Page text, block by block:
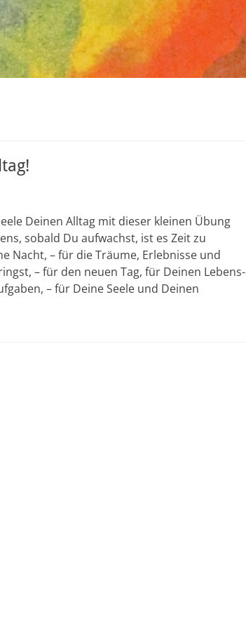
Deinen Alltag mit dieser kleinen Übung
sobald Du aufwachst, ist es Zeit zu
Nacht, – für die Träume, Erlebnisse und
– für den neuen Tag, für Deinen Lebens-
– für Deine Seele und Deinen